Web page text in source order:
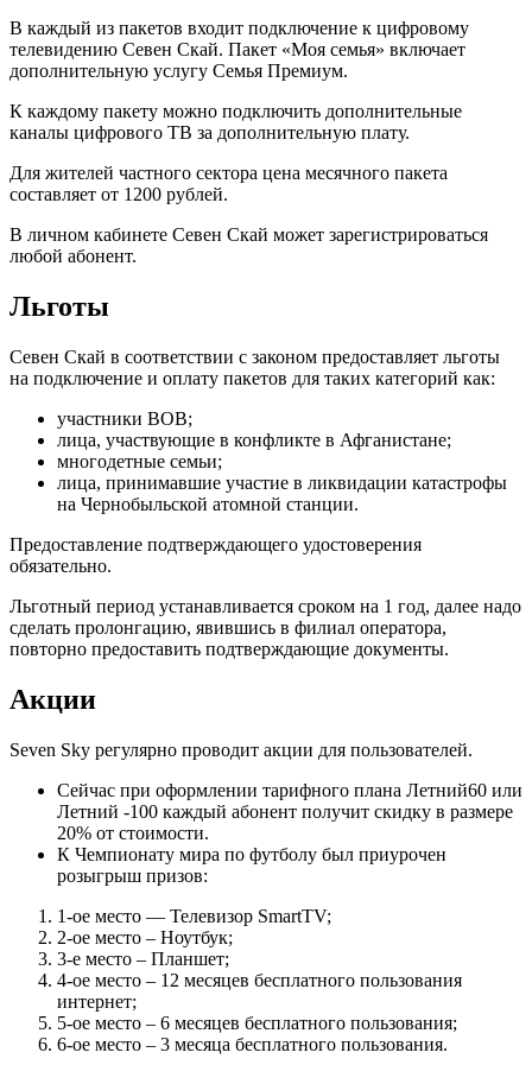
В каждый из пакетов входит подключение к цифровому
телевидению Севен Скай. Пакет «Моя семья» включает
дополнительную услугу Семья Премиум.
К каждому пакету можно подключить дополнительные
каналы цифрового ТВ за дополнительную плату.
Для жителей частного сектора цена месячного пакета
составляет от 1200 рублей.
В личном кабинете Севен Скай может зарегистрироваться
любой абонент.
Льготы
Севен Скай в соответствии с законом предоставляет льготы
на подключение и оплату пакетов для таких категорий как:
участники ВОВ;
лица, участвующие в конфликте в Афганистане;
многодетные семьи;
лица, принимавшие участие в ликвидации катастрофы
на Чернобыльской атомной станции.
Предоставление подтверждающего удостоверения
обязательно.
Льготный период устанавливается сроком на 1 год, далее надо
сделать пролонгацию, явившись в филиал оператора,
повторно предоставить подтверждающие документы.
Акции
Seven Sky регулярно проводит акции для пользователей.
Сейчас при оформлении тарифного плана Летний60 или
Летний -100 каждый абонент получит скидку в размере
20% от стоимости.
К Чемпионату мира по футболу был приурочен
розыгрыш призов:
1-ое место — Телевизор SmartTV;
2-ое место – Ноутбук;
3-е место – Планшет;
4-ое место – 12 месяцев бесплатного пользования
интернет;
5-ое место – 6 месяцев бесплатного пользования;
6-ое место – 3 месяца бесплатного пользования.